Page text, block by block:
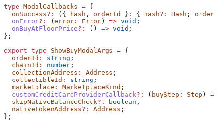
type ModalCallbacks = {
  onSuccess
?: ({ hash , orderId } : { hash?: Hash ;
  onError
?: ( error : Error ) => void ;
  onBuyAtFloorPrice
?: () => void ;
};
export type ShowBuyModalArgs = {
  orderId
: string ;
  chainId
: number ;
  collectionAddress
: Address ;
  collectibleId
: string ;
  marketplace
: MarketplaceKind ;
  customCreditCardProviderCallback
?: ( buyStep : Step ) =>
  skipNativeBalanceCheck
?: boolean ;
  nativeTokenAddress
?: Address ;
};